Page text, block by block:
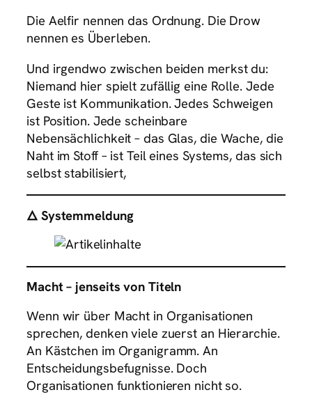
Die Aelfir nennen das Ordnung. Die Drow
nennen es Überleben.
Und irgendwo zwischen beiden merkst du:
Niemand hier spielt zufällig eine Rolle. Jede
Geste ist Kommunikation. Jedes Schweigen
ist Position. Jede scheinbare
Nebensächlichkeit – das Glas, die Wache, die
Naht im Stoff – ist Teil eines Systems, das sich
selbst stabilisiert,
🜂 Systemmeldung
Macht – jenseits von Titeln
Wenn wir über Macht in Organisationen
sprechen, denken viele zuerst an Hierarchie.
An Kästchen im Organigramm. An
Entscheidungsbefugnisse. Doch
Organisationen funktionieren nicht so.